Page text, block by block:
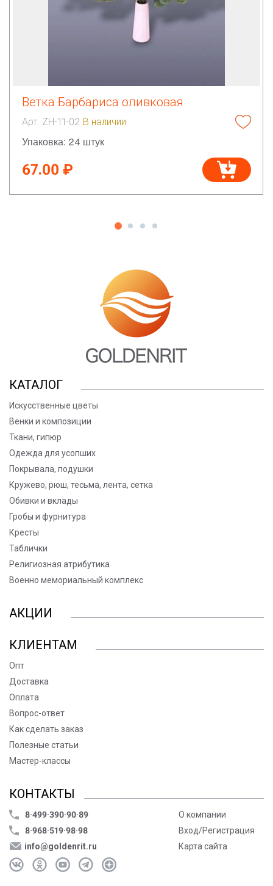
Ветка Барбариса оливковая
Арт. ZH-11-02 В наличии
Упаковка: 24 штук
67.00 ₽
КАТАЛОГ
Искусственные цветы
Венки и композиции
Ткани, гипюр
Одежда для усопших
Покрывала, подушки
Кружево, рюш, тесьма, лента, сетка
Обивки и вклады
Гробы и фурнитура
Кресты
Таблички
Религиозная атрибутика
Военно мемориальный комплекс
АКЦИИ
КЛИЕНТАМ
Опт
Доставка
Оплата
Вопрос-ответ
Как сделать заказ
Полезные статьи
Мастер-классы
КОНТАКТЫ
8·499·390·90·89
8·968·519·98·98
info@goldenrit.ru
О компании
Вход/Регистрация
Карта сайта